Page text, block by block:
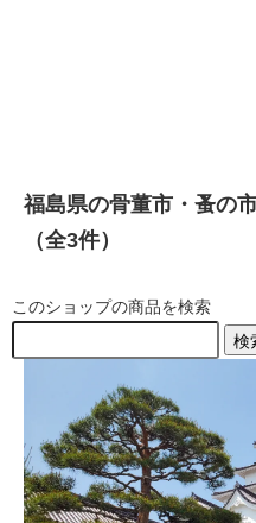
福島県の骨董市・蚤の
（全3件）
このショップの商品を検索
検